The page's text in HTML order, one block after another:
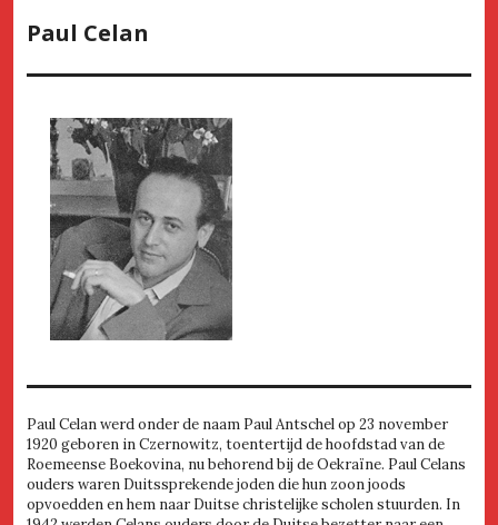
Paul Celan
Paul Celan werd onder de naam Paul Antschel op 23 november
1920 geboren in Czernowitz, toentertijd de hoofdstad van de
Roemeense Boekovina, nu behorend bij de Oekraïne. Paul Celans
ouders waren Duitssprekende joden die hun zoon joods
opvoedden en hem naar Duitse christelijke scholen stuurden. In